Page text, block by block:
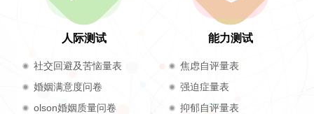
人际测试
社交回避及苦恼量表
婚姻满意度问卷
olson婚姻质量问卷
能力测试
焦虑自评量表
强迫症量表
抑郁自评量表